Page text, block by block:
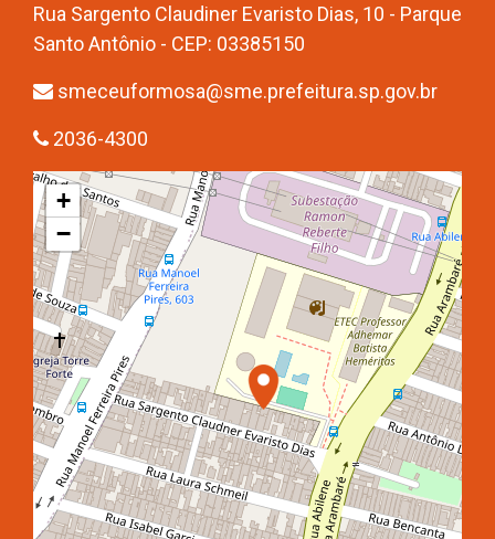
Rua Sargento Claudiner Evaristo Dias, 10 - Parque
Santo Antônio - CEP: 03385150
smeceuformosa@sme.prefeitura.sp.gov.br
2036-4300
+
−